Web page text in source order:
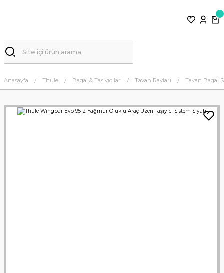
Anasayfa Thule Bagaj & Taşıyıcılar Tavan Rayları Tavan Bagaj